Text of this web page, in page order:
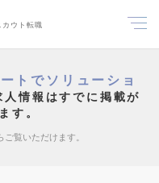
カウト転職
トでソリューショ
人情報はすでに掲載が
す。
ご覧いただけます。